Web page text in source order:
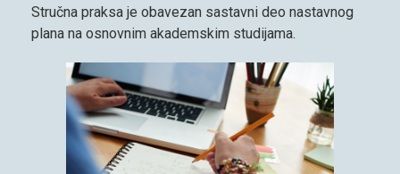
Stručna praksa je obavezan sastavni deo nastavnog
plana na osnovnim akademskim studijama.